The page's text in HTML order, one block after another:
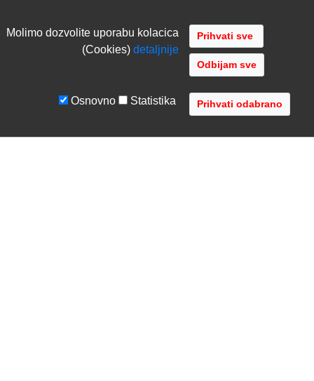
Molimo dozvolite uporabu kolacica
(Cookies)detaljnije
Odbijam sve
Osnovno Statistika